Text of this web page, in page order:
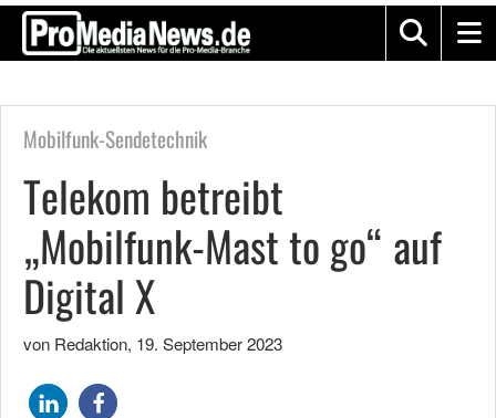
Mobilfunk-Sendetechnik
Telekom betreibt
„Mobilfunk-Mast to go“ auf
Digital X
von Redaktion, 19. September 2023